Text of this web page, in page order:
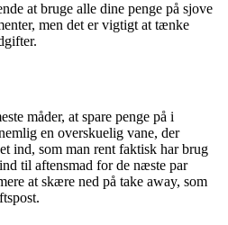
at bruge alle dine penge på sjove
men det er vigtigt at tænke
måder, at spare penge på i
en overskuelig vane, der
ind, som man rent faktisk har brug
til aftensmad for de næste par
at skære ned på take away, som